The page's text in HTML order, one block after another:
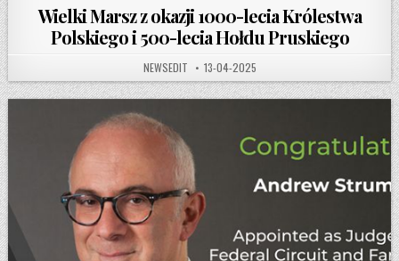
Wielki Marsz z okazji 1000-lecia Królestwa
Polskiego i 500-lecia Hołdu Pruskiego
AUTHOR:
NEWSEDIT PUBLISHED DATE:
13-04-2025